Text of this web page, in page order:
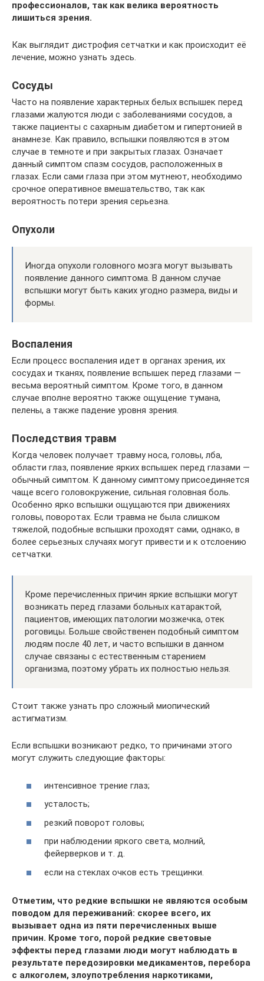
профессионалов, так как велика вероятность
лишиться зрения.
Как выглядит дистрофия сетчатки и как происходит её
лечение, можно узнать здесь.
Сосуды
Часто на появление характерных белых вспышек перед
глазами жалуются люди с заболеваниями сосудов, а
также пациенты с сахарным диабетом и гипертонией в
анамнезе. Как правило, вспышки появляются в этом
случае в темноте и при закрытых глазах. Означает
данный симптом спазм сосудов, расположенных в
глазах. Если сами глаза при этом мутнеют, необходимо
срочное оперативное вмешательство, так как
вероятность потери зрения серьезна.
Опухоли
Иногда опухоли головного мозга могут вызывать
появление данного симптома. В данном случае
вспышки могут быть каких угодно размера, виды и
формы.
Воспаления
Если процесс воспаления идет в органах зрения, их
сосудах и тканях, появление вспышек перед глазами —
весьма вероятный симптом. Кроме того, в данном
случае вполне вероятно также ощущение тумана,
пелены, а также падение уровня зрения.
Последствия травм
Когда человек получает травму носа, головы, лба,
области глаз, появление ярких вспышек перед глазами —
обычный симптом. К данному симптому присоединяется
чаще всего головокружение, сильная головная боль.
Особенно ярко вспышки ощущаются при движениях
головы, поворотах. Если травма не была слишком
тяжелой, подобные вспышки проходят сами, однако, в
более серьезных случаях могут привести и к отслоению
сетчатки.
Кроме перечисленных причин яркие вспышки могут
возникать перед глазами больных катарактой,
пациентов, имеющих патологии мозжечка, отек
роговицы. Больше свойственен подобный симптом
людям после 40 лет, и часто вспышки в данном
случае связаны с естественным старением
организма, поэтому убрать их полностью нельзя.
Стоит также узнать про сложный миопический
астигматизм.
Если вспышки возникают редко, то причинами этого
могут служить следующие факторы:
интенсивное трение глаз;
усталость;
резкий поворот головы;
при наблюдении яркого света, молний,
фейерверков и т. д.
если на стеклах очков есть трещинки.
Отметим, что редкие вспышки не являются особым
поводом для переживаний: скорее всего, их
вызывает одна из пяти перечисленных выше
причин. Кроме того, порой редкие световые
эффекты перед глазами люди могут наблюдать в
результате передозировки медикаментов, перебора
с алкоголем, злоупотребления наркотиками,